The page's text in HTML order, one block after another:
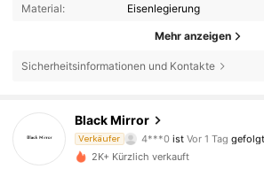
Material: Eisenlegierung
Mehr anzeigen
Sicherheitsinformationen und Kontakte
Black Mirror
Verkäufer 4***0 ist Vor 1 Tag
gefolgt
2K+ Kürzlich verkauft